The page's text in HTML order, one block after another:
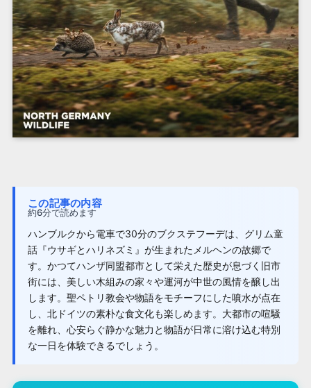
この記事の内容
約6分で読めます
ハンブルクから電車で30分のブクステフーデは、グリム童
話『ウサギとハリネズミ』が生まれたメルヘンの故郷で
す。かつてハンザ同盟都市として栄えた歴史が息づく旧市
街には、美しい木組みの家々や運河が中世の風情を醸し出
します。聖ペトリ教会や物語をモチーフにした噴水が点在
し、北ドイツの素朴な食文化も楽しめます。大都市の喧騒
を離れ、心安らぐ静かな魅力と物語が日常に溶け込む特別
な一日を体験できるでしょう。